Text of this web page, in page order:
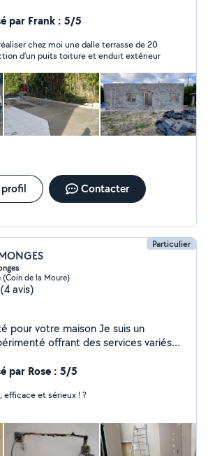
suis à votre disposition. bonne
par Frank : 5/5
chez moi une dalle terrasse de 20
d'un puits toiture et enduit extérieur
Contacter
Particulier
(Coin de la Moure)
(4 avis)
votre maison Je suis un
offrant des services variés
du
contacter ! Je suis là pour rendre
plus confortable.
par Rose : 5/5
Très gentil, à l’écoute, efficace et sérieux ! ?